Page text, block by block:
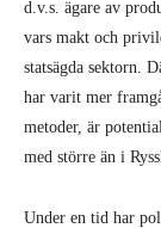
d.v.s. ägare av
vars makt och
statsägda sektorn.
har varit mer
metoder, är
med större än i
Under en tid har